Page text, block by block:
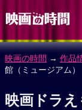
映画の時間 → 作品
館（ミュージアム）
映画ドラ